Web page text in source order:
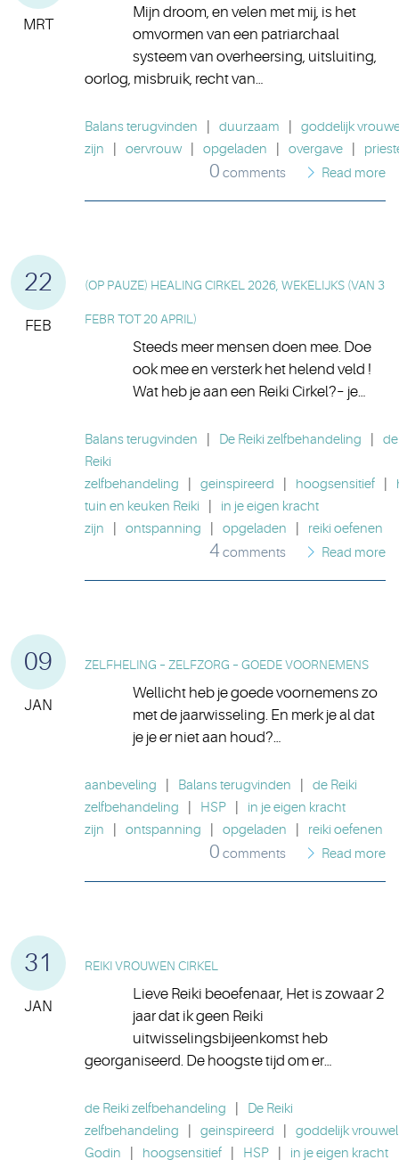
MRT
Mijn droom, en velen met mij, is het
omvormen van een patriarchaal
systeem van overheersing, uitsluiting,
oorlog, misbruik, recht van…
Balans terugvinden duurzaam
goddelijk
zijn
oervrouw opgeladen overgave
0 comments Read more
22
FEB
(OP PAUZE) HEALING CIRKEL 2026, WEKELIJKS (VAN 3
FEBR TOT 20 APRIL)
Steeds meer mensen doen mee. Doe
ook mee en versterk het helend veld !
Wat heb je aan een Reiki Cirkel?– je…
Balans terugvinden De Reiki zelfbehandeling
de
Reiki
zelfbehandeling
geinspireerd hoogsensitief
tuin en keuken Reiki
in je eigen kracht
zijn
ontspanning opgeladen reiki oefenen
4comments Read more
09
JAN
ZELFHELING – ZELFZORG – GOEDE VOORNEMENS
Wellicht heb je goede voornemens zo
met de jaarwisseling. En merk je al dat
je je er niet aan houd?…
aanbeveling Balans terugvinden
de Reiki
zelfbehandeling
HSP
in je eigen kracht
zijn
ontspanning opgeladen reiki oefenen
0 comments Read more
31
JAN
REIKI VROUWEN CIRKEL
Lieve Reiki beoefenaar, Het is zowaar 2
jaar dat ik geen Reiki
uitwisselingsbijeenkomst heb
georganiseerd. De hoogste tijd om er…
de Reiki zelfbehandeling
De Reiki
zelfbehandeling
geinspireerd
goddelijk
Godin
hoogsensitief HSP
in je eigen kracht